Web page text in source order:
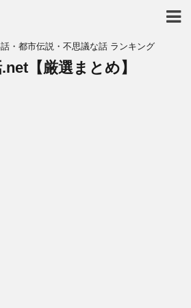
・都市伝説・不思議な話 ランキング
【厳選まとめ】